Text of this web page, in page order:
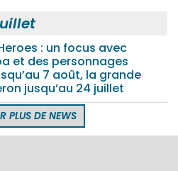
: un focus avec
et des personnages
7 août, la grande
jusqu’au 24 juillet
PLUS DE NEWS